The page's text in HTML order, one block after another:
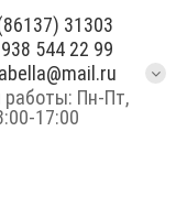
31303
544 22 99
Пн-Пт,
17:00